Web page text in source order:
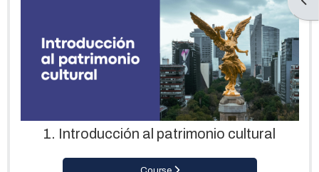
1. Introducción al patrimonio cultural